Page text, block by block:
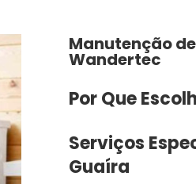
Manutenção
Wandertec
Por Que
Serviços
Guaíra